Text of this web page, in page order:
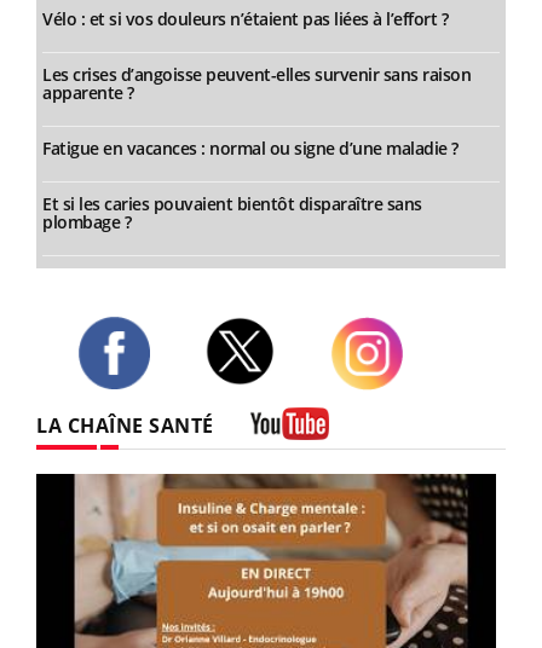
Vélo : et si vos douleurs n’étaient pas liées à l’effort ?
Les crises d’angoisse peuvent-elles survenir sans raison
apparente ?
Fatigue en vacances : normal ou signe d’une maladie ?
Et si les caries pouvaient bientôt disparaître sans
plombage ?
LA CHAÎNE SANTÉ